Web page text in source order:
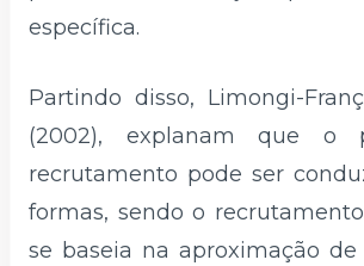
específica.
Partindo disso, Limongi-
(2002), explanam que o
recrutamento pode ser
formas, sendo o
se baseia na aproximação